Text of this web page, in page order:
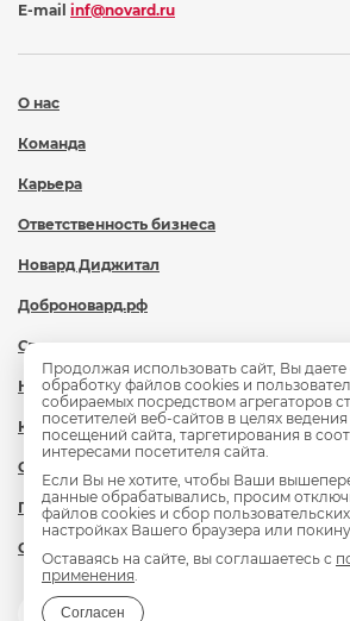
О нас
Команда
Карьера
Ответственность бизнеса
Новард Диджитал
Доброновард.рф
Статьи
Новости
Контакты
Охрана труда
Политика обработки персональных
Сведения об образовательной
E-mail inf@novard.ru
Продолжая использовать сайт, Вы даете
обработку файлов cookies и
собираемых посредством агрегаторов
посетителей веб-сайтов в целях ведения
посещений сайта, таргетирования в
интересами посетителя сайта.
Если Вы не хотите, чтобы Ваши
данные обрабатывались, просим
файлов cookies и сбор
настройках Вашего браузера или
Оставаясь на сайте, вы соглашаетесь с
применения.
Согласен